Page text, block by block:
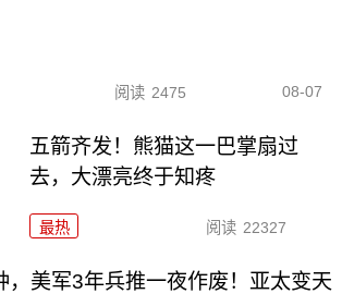
阅读 2475 08-07
五箭齐发！熊猫这一巴掌扇过
去，大漂亮终于知疼
最热 阅读 22327
，美军3年兵推一夜作废！亚太变天